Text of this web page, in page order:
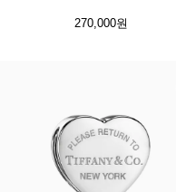
270,000원